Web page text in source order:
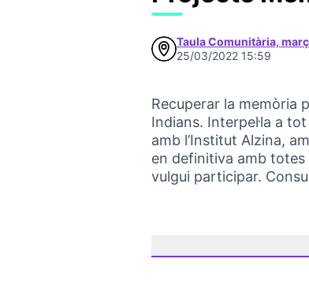
Taula Comunitària,
25/03/2022 15:59
Recuperar la memòria
Indians. Interpel·la a
amb l’Institut Alzina,
en definitiva amb totes
vulgui participar.